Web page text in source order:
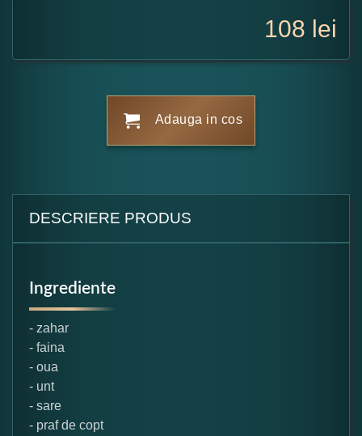
108 lei
Adauga in cos
DESCRIERE PRODUS
Ingrediente
- zahar
- faina
- oua
- unt
- sare
- praf de copt